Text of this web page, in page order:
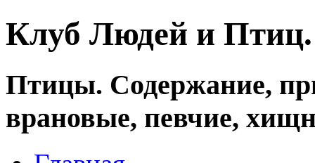
Клуб Людей и
Птицы. Содержание,
врановые, певчие,